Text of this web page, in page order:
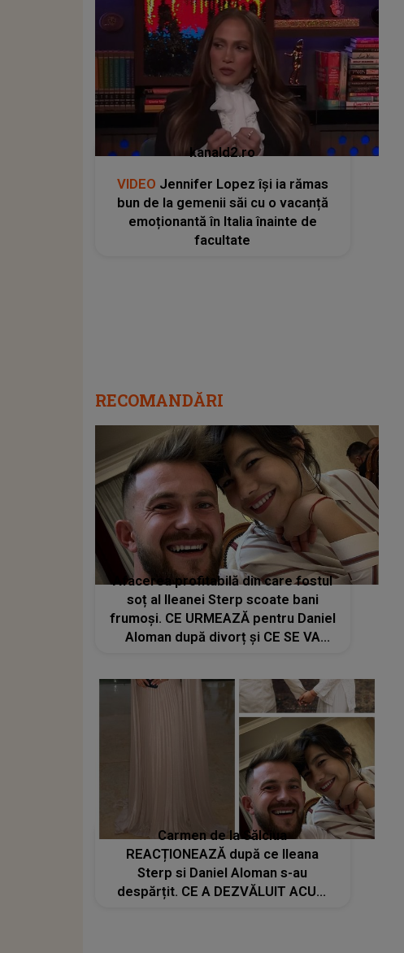
kanald2.ro
VIDEO Jennifer Lopez își ia rămas
bun de la gemenii săi cu o vacanță
emoționantă în Italia înainte de
facultate
RECOMANDĂRI
Afacerea profitabilă din care fostul
soț al Ileanei Sterp scoate bani
frumoși. CE URMEAZĂ pentru Daniel
Aloman după divorț și CE SE VA
Carmen de la Sălciua
REACȚIONEAZĂ după ce Ileana
Sterp si Daniel Aloman s-au
despărțit. CE A DEZVĂLUIT ACUM